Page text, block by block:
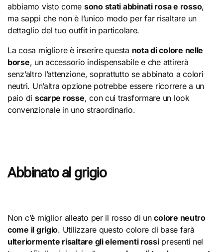
abbiamo visto come sono stati abbinati rosa e rosso,
ma sappi che non è l’unico modo per far risaltare un
dettaglio del tuo outfit in particolare.
La cosa migliore è inserire questa nota di colore nelle
borse, un accessorio indispensabile e che attirerà
senz’altro l’attenzione, soprattutto se abbinato a colori
neutri. Un’altra opzione potrebbe essere ricorrere a un
paio di scarpe rosse, con cui trasformare un look
convenzionale in uno straordinario.
Abbinato al grigio
Non c’è miglior alleato per il rosso di uncolore neutro
come il grigio. Utilizzare questo colore di base farà
ulteriormente risaltare gli elementi rossipresenti nel